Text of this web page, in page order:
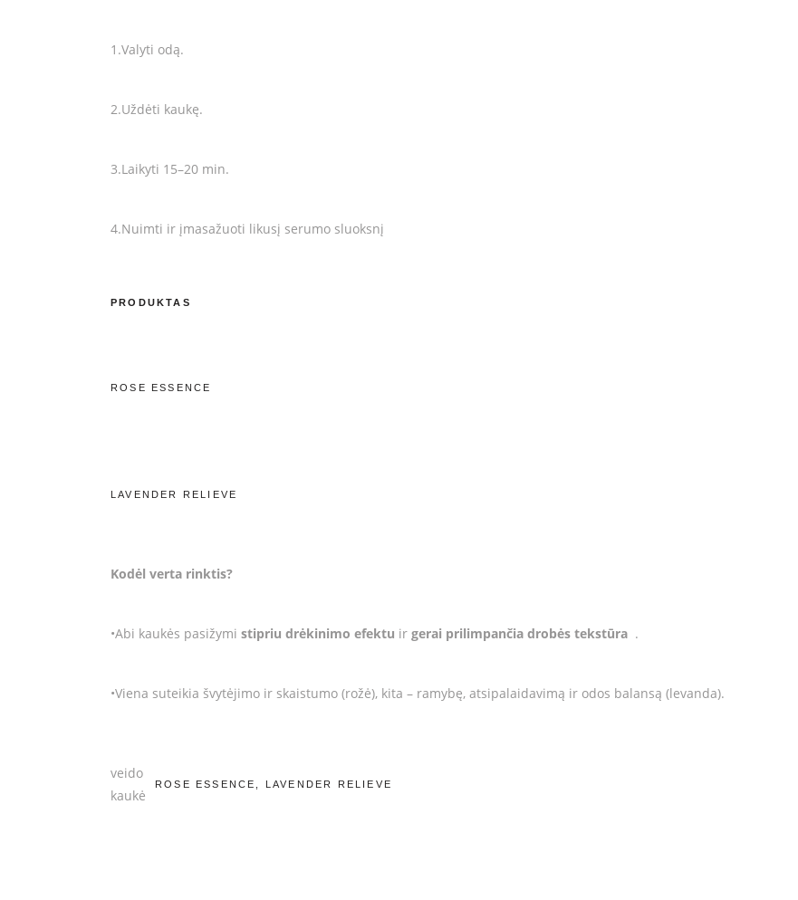
1.Valyti odą.
2.Uždėti kaukę.
3.Laikyti 15–20 min.
4.Nuimti ir įmasažuoti likusį serumo sluoksnį
PRODUKTAS
ROSE ESSENCE
LAVENDER RELIEVE
Kodėl verta rinktis?
•Abi kaukės pasižymi stipriu drėkinimo efektu ir gerai prilimpančia drobės tekstūra .
•Viena suteikia švytėjimo ir skaistumo (rožė), kita – ramybę, atsipalaidavimą ir odos balansą (levanda).
veido
kaukė
ROSE ESSENCE, LAVENDER RELIEVE